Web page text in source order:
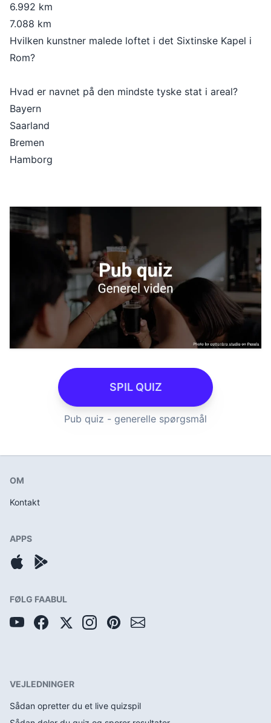
6.992 km
7.088 km
Hvilken kunstner malede loftet i det Sixtinske Kapel i
Rom?
Hvad er navnet på den mindste tyske stat i areal?
Bayern
Saarland
Bremen
Hamborg
SPIL QUIZ
Pub quiz - generelle spørgsmål
OM
Kontakt
APPS
FØLG FAABUL
VEJLEDNINGER
Sådan opretter du et live quizspil